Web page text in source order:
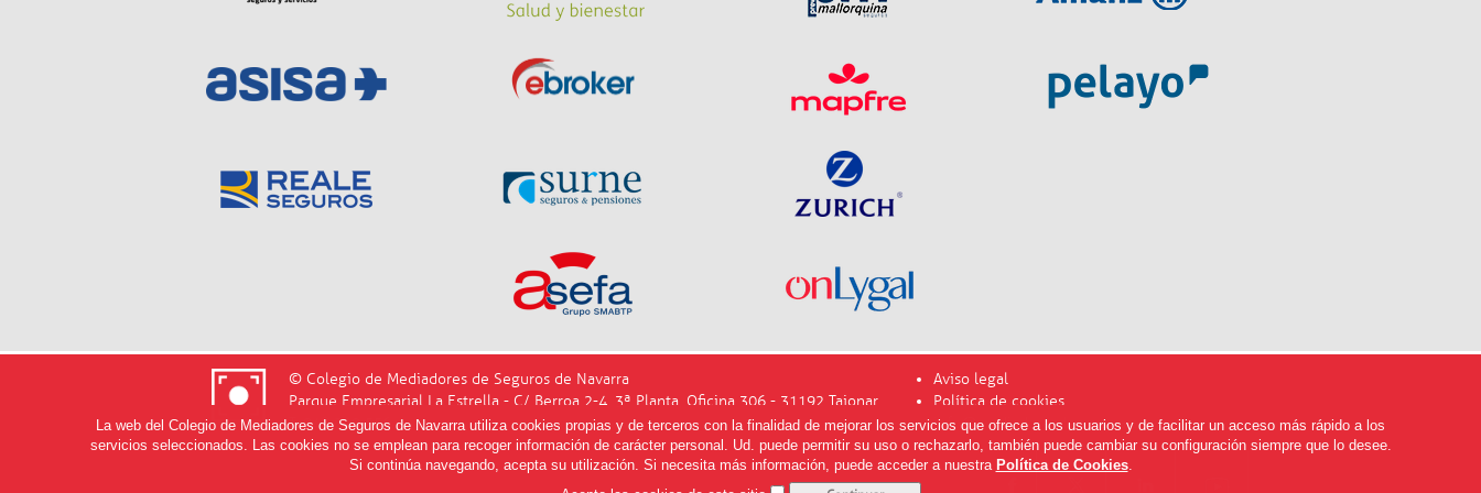
© Colegio de Mediadores de Seguros de Navarra
Parque Empresarial La Estrella - C/ Berroa 2-4, 3ª Planta, Oficina 306 - 31192 Tajonar
T. 948 220 556
Aviso legal
Política de cookies
info@mediadoresdenavarra.com
La web del Colegio de Mediadores de Seguros de Navarra utiliza cookies propias y de terceros con la finalidad de mejorar los servicios que ofrece a los usuarios y de facilitar un acceso más rápido a los
servicios seleccionados. Las cookies no se emplean para recoger información de carácter personal. Ud. puede permitir su uso o rechazarlo, también puede cambiar su configuración siempre que lo desee.
Si continúa navegando, acepta su utilización. Si necesita más información, puede acceder a nuestra Política de Cookies.